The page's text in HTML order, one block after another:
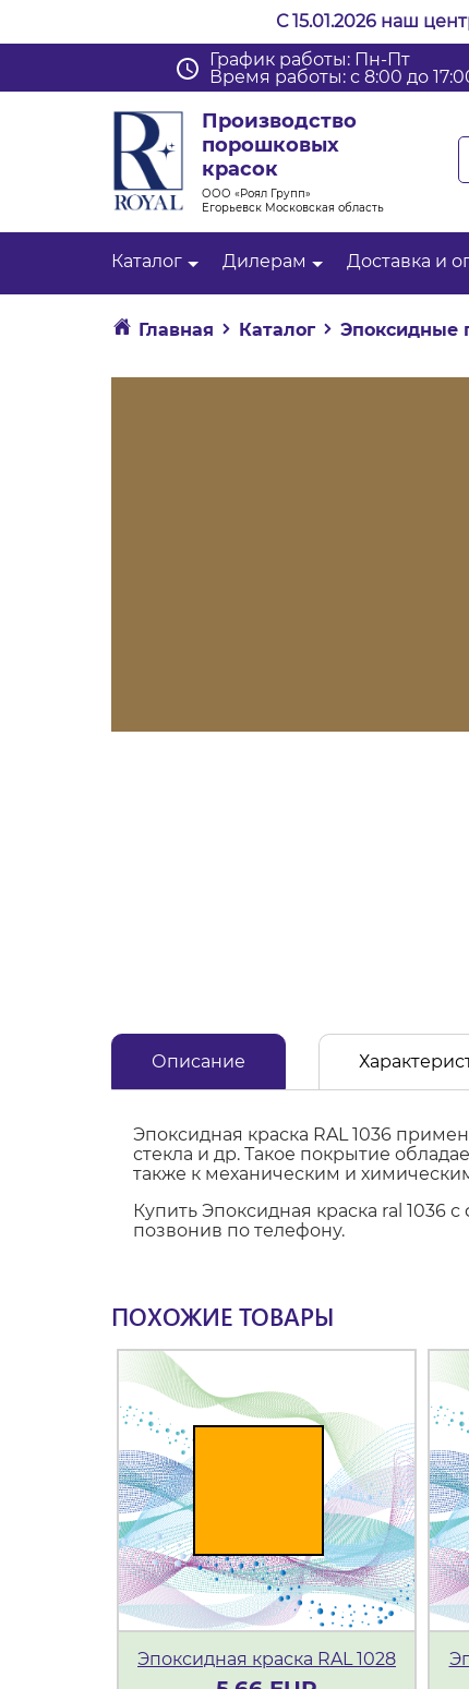
С 15.01.2026 наш
График работы: Пн-Пт
Время работы: с 8:00 до
Производство
порошковых
красок
ООО «Роял Групп»
Егорьевск Московская область
Каталог Дилерам Доставка и
Главная Каталог Эпоксидные
Описание
Эпоксидная краска RAL 1036
стекла и др. Такое покрытие
также к механическим и
Купить Эпоксидная краска ral
позвонив по телефону.
ПОХОЖИЕ ТОВАРЫ
Эпоксидная краска RAL 1028